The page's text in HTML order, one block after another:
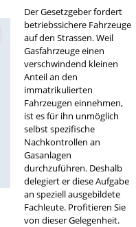
für Gasfahrzeuge (F)
Der Gesetzgeber fordert
betriebssichere Fahrzeuge
auf den Strassen. Weil
Gasfahrzeuge einen
verschwindend kleinen
Anteil an den
immatrikulierten
Fahrzeugen einnehmen,
ist es für ihn unmöglich
selbst spezifische
Nachkontrollen an
Gasanlagen
durchzuführen. Deshalb
delegiert er diese Aufgabe
an speziell ausgebildete
Fachleute. Profitieren Sie
von dieser Gelegenheit.